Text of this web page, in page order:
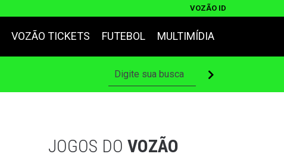
VOZÃO ID
VOZÃO TICKETS FUTEBOL MULTIMÍDIA
JOGOS DO VOZÃO